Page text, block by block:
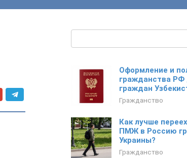
Оформление и
гражданства РФ
граждан
Гражданство
Как лучше
ПМЖ в Россию
Украины?
Гражданство